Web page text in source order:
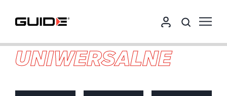
UNIWERSALNE